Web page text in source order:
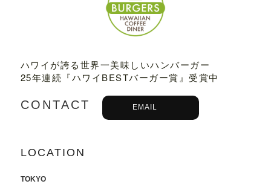
8/3から8/8まで、京都タカシマヤに、TED
DY'S BIGGER BURGERSが期間限定でO
2022.06.28
7/13-7/18まで、阪急うめだ本店に、TEDD
Y'S BIGGER BURGERSが期間限定でOP
ENします。
バーサリー企画
ハワイが誇る世界一美味しいハンバーガー
25年連続『ハワイBESTバーガー賞』受賞中
CONTACT EMAIL
LOCATION
TOKYO